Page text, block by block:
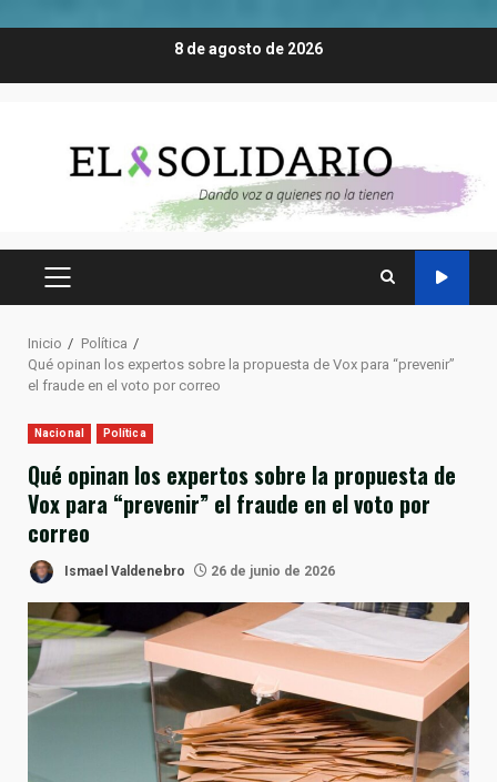
8 de agosto de 2026
MENÚ
Inicio
Política
Qué opinan los expertos sobre la propuesta de Vox para “prevenir”
el fraude en el voto por correo
Nacional Política
Qué opinan los expertos sobre la propuesta de
Vox para “prevenir” el fraude en el voto por
correo
Ismael Valdenebro 26 de junio de 2026